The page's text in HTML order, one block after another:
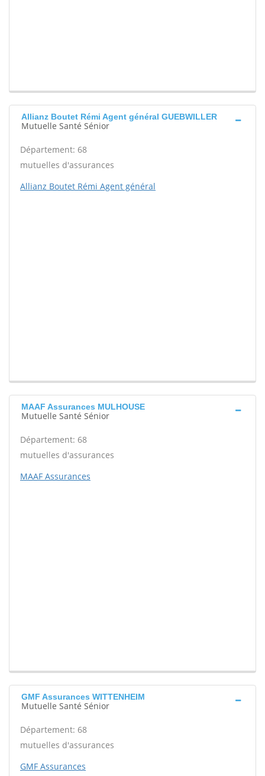
Allianz Boutet Rémi Agent général GUEBWILLER
Mutuelle Santé Sénior
Département: 68
mutuelles d'assurances
Allianz Boutet Rémi Agent général
MAAF Assurances MULHOUSE
Mutuelle Santé Sénior
Département: 68
mutuelles d'assurances
MAAF Assurances
GMF Assurances WITTENHEIM
Mutuelle Santé Sénior
Département: 68
mutuelles d'assurances
GMF Assurances